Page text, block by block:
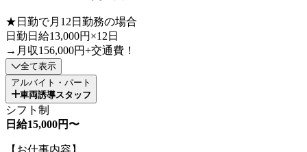
★日勤で月12日勤務の場合
日勤日給13,000円×12日
→月収156,000円+交通費！
全て表示
アルバイト・パート
車両誘導スタッフ
シフト制
日給15,000円〜
【お仕事内容】